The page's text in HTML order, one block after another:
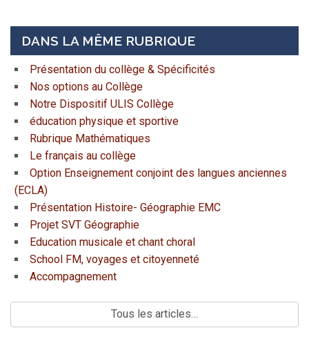
DANS LA MÊME RUBRIQUE
Présentation du collège & Spécificités
Nos options au Collège
Notre Dispositif ULIS Collège
éducation physique et sportive
Rubrique Mathématiques
Le français au collège
Option Enseignement conjoint des langues anciennes
(ECLA)
Présentation Histoire- Géographie EMC
Projet SVT Géographie
Education musicale et chant choral
School FM, voyages et citoyenneté
Accompagnement
Tous les articles…